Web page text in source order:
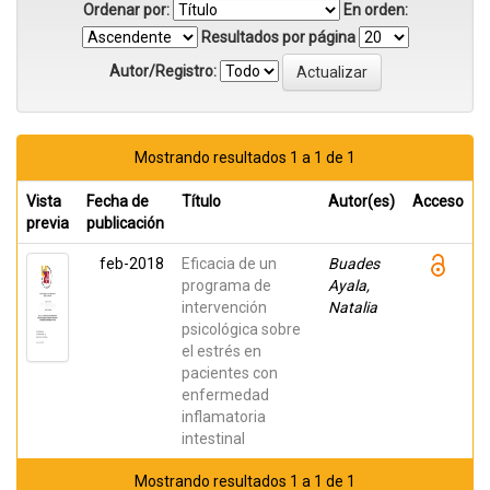
Ordenar por:
En orden:
Resultados por página
Autor/Registro:
Mostrando resultados 1 a 1 de 1
Vista
previa
Fecha de
publicación
Título Autor(es) Acceso
feb-2018
Eficacia de un
programa de
intervención
psicológica sobre
el estrés en
pacientes con
enfermedad
inflamatoria
intestinal
Buades
Ayala,
Natalia
Mostrando resultados 1 a 1 de 1